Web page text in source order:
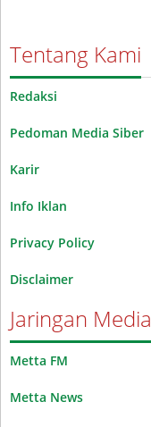
Tentang Kami
Redaksi
Pedoman Media Siber
Karir
Info Iklan
Privacy Policy
Disclaimer
Jaringan Media
Metta FM
Metta News